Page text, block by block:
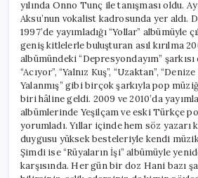
yılında Onno Tunç ile tanışması oldu.
Aksu’nun vokalist kadrosunda yer aldı.
1997’de yayımladığı “Yollar” albümüyle
geniş kitlelerle buluşturan asıl kırılma
albümündeki “Depresyondayım”
“Acıyor”, “Yalnız Kuş”, “Uzaktan”,
Yalanmış” gibi birçok şarkıyla pop
biri hâline geldi. 2009 ve 2010’da
albümlerinde Yeşilçam ve eski Türkçe
yorumladı. Yıllar içinde hem söz yazarı
duygusu yüksek besteleriyle kendi
Şimdi ise “Rüyaların İşi” albümüyle
karşısında. Her gün bir doz Hani bazı